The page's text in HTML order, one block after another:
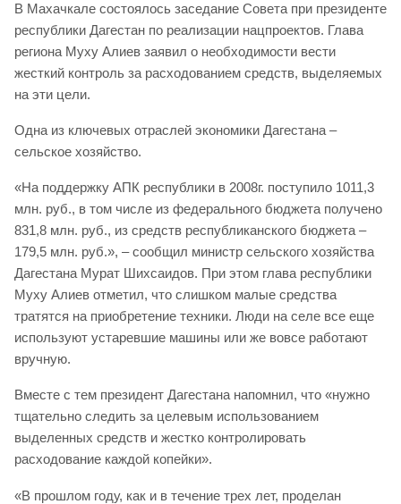
В Махачкале состоялось заседание Совета при президенте
республики Дагестан по реализации нацпроектов. Глава
региона Муху Алиев заявил о необходимости вести
жесткий контроль за расходованием средств, выделяемых
на эти цели.
Одна из ключевых отраслей экономики Дагестана –
сельское хозяйство.
«На поддержку АПК республики в 2008г. поступило 1011,3
млн. руб., в том числе из федерального бюджета получено
831,8 млн. руб., из средств республиканского бюджета –
179,5 млн. руб.», – сообщил министр сельского хозяйства
Дагестана Мурат Шихсаидов. При этом глава республики
Муху Алиев отметил, что слишком малые средства
тратятся на приобретение техники. Люди на селе все еще
используют устаревшие машины или же вовсе работают
вручную.
Вместе с тем президент Дагестана напомнил, что «нужно
тщательно следить за целевым использованием
выделенных средств и жестко контролировать
расходование каждой копейки».
«В прошлом году, как и в течение трех лет, проделан